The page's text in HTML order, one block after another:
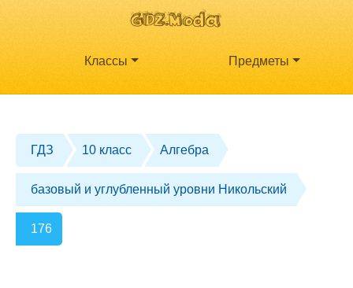
Классы Предметы
ГДЗ 10 класс Алгебра
базовый и углубленный уровни Никольский
176